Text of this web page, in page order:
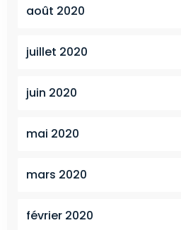
août 2020
juillet 2020
juin 2020
mai 2020
mars 2020
février 2020